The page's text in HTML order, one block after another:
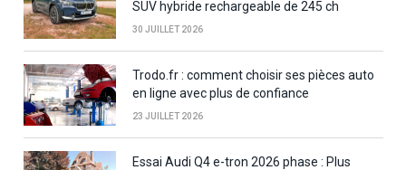
SUV hybride rechargeable de 245 ch
30 JUILLET 2026
Trodo.fr : comment choisir ses pièces auto
en ligne avec plus de confiance
23 JUILLET 2026
Essai Audi Q4 e-tron 2026 phase : Plus